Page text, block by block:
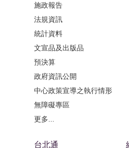
施政報告
法規資訊
統計資料
文宣品及出版品
預決算
政府資訊公開
中心政策宣導之執行情形
無障礙專區
更多...
台北通